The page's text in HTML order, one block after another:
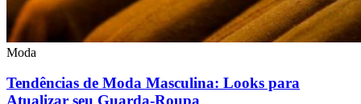
Moda
Tendências de Moda Masculina: Looks para